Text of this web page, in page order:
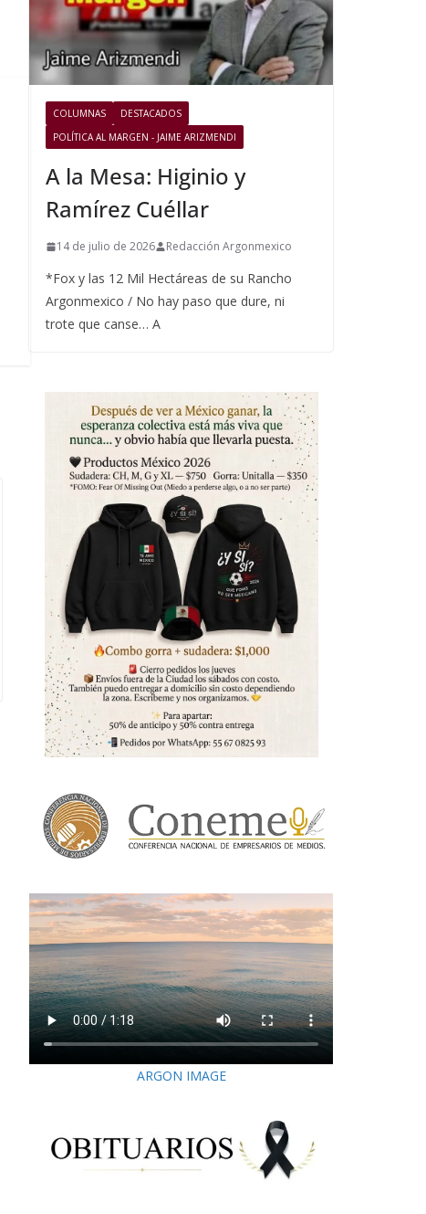
COLUMNAS
DESTACADOS
POLÍTICA AL MARGEN - JAIME ARIZMENDI
A la Mesa: Higinio y
Ramírez Cuéllar
14 de julio de 2026 Redacción Argonmexico
*Fox y las 12 Mil Hectáreas de su Rancho
Argonmexico / No hay paso que dure, ni
trote que canse… A
ARGON IMAGE